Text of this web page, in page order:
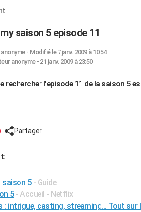
saison 5 episode 11
- Modifié le 7 janv. 2009 à 10:54
anonyme - 21 janv. 2009 à 23:50
rechercher l'episode 11 de la saison 5
Partager
saison 5 - Guide
5 - Accueil - Netflix
: intrigue, casting, streaming... Tout sur